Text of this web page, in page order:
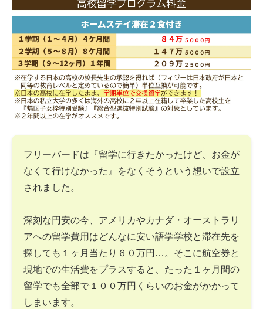
フリーバードは『留学に行きたかったけど、お金が
なくて行けなかった』をなくそうという想いで設立
されました。
深刻な円安の今、アメリカやカナダ・オーストラリ
アへの留学費用はどんなに安い語学学校と滞在先を
探しても１ヶ月当たり６０万円…。そこに航空券と
現地での生活費をプラスすると、たった１ヶ月間の
留学でも全部で１００万円くらいのお金がかかって
しまいます。